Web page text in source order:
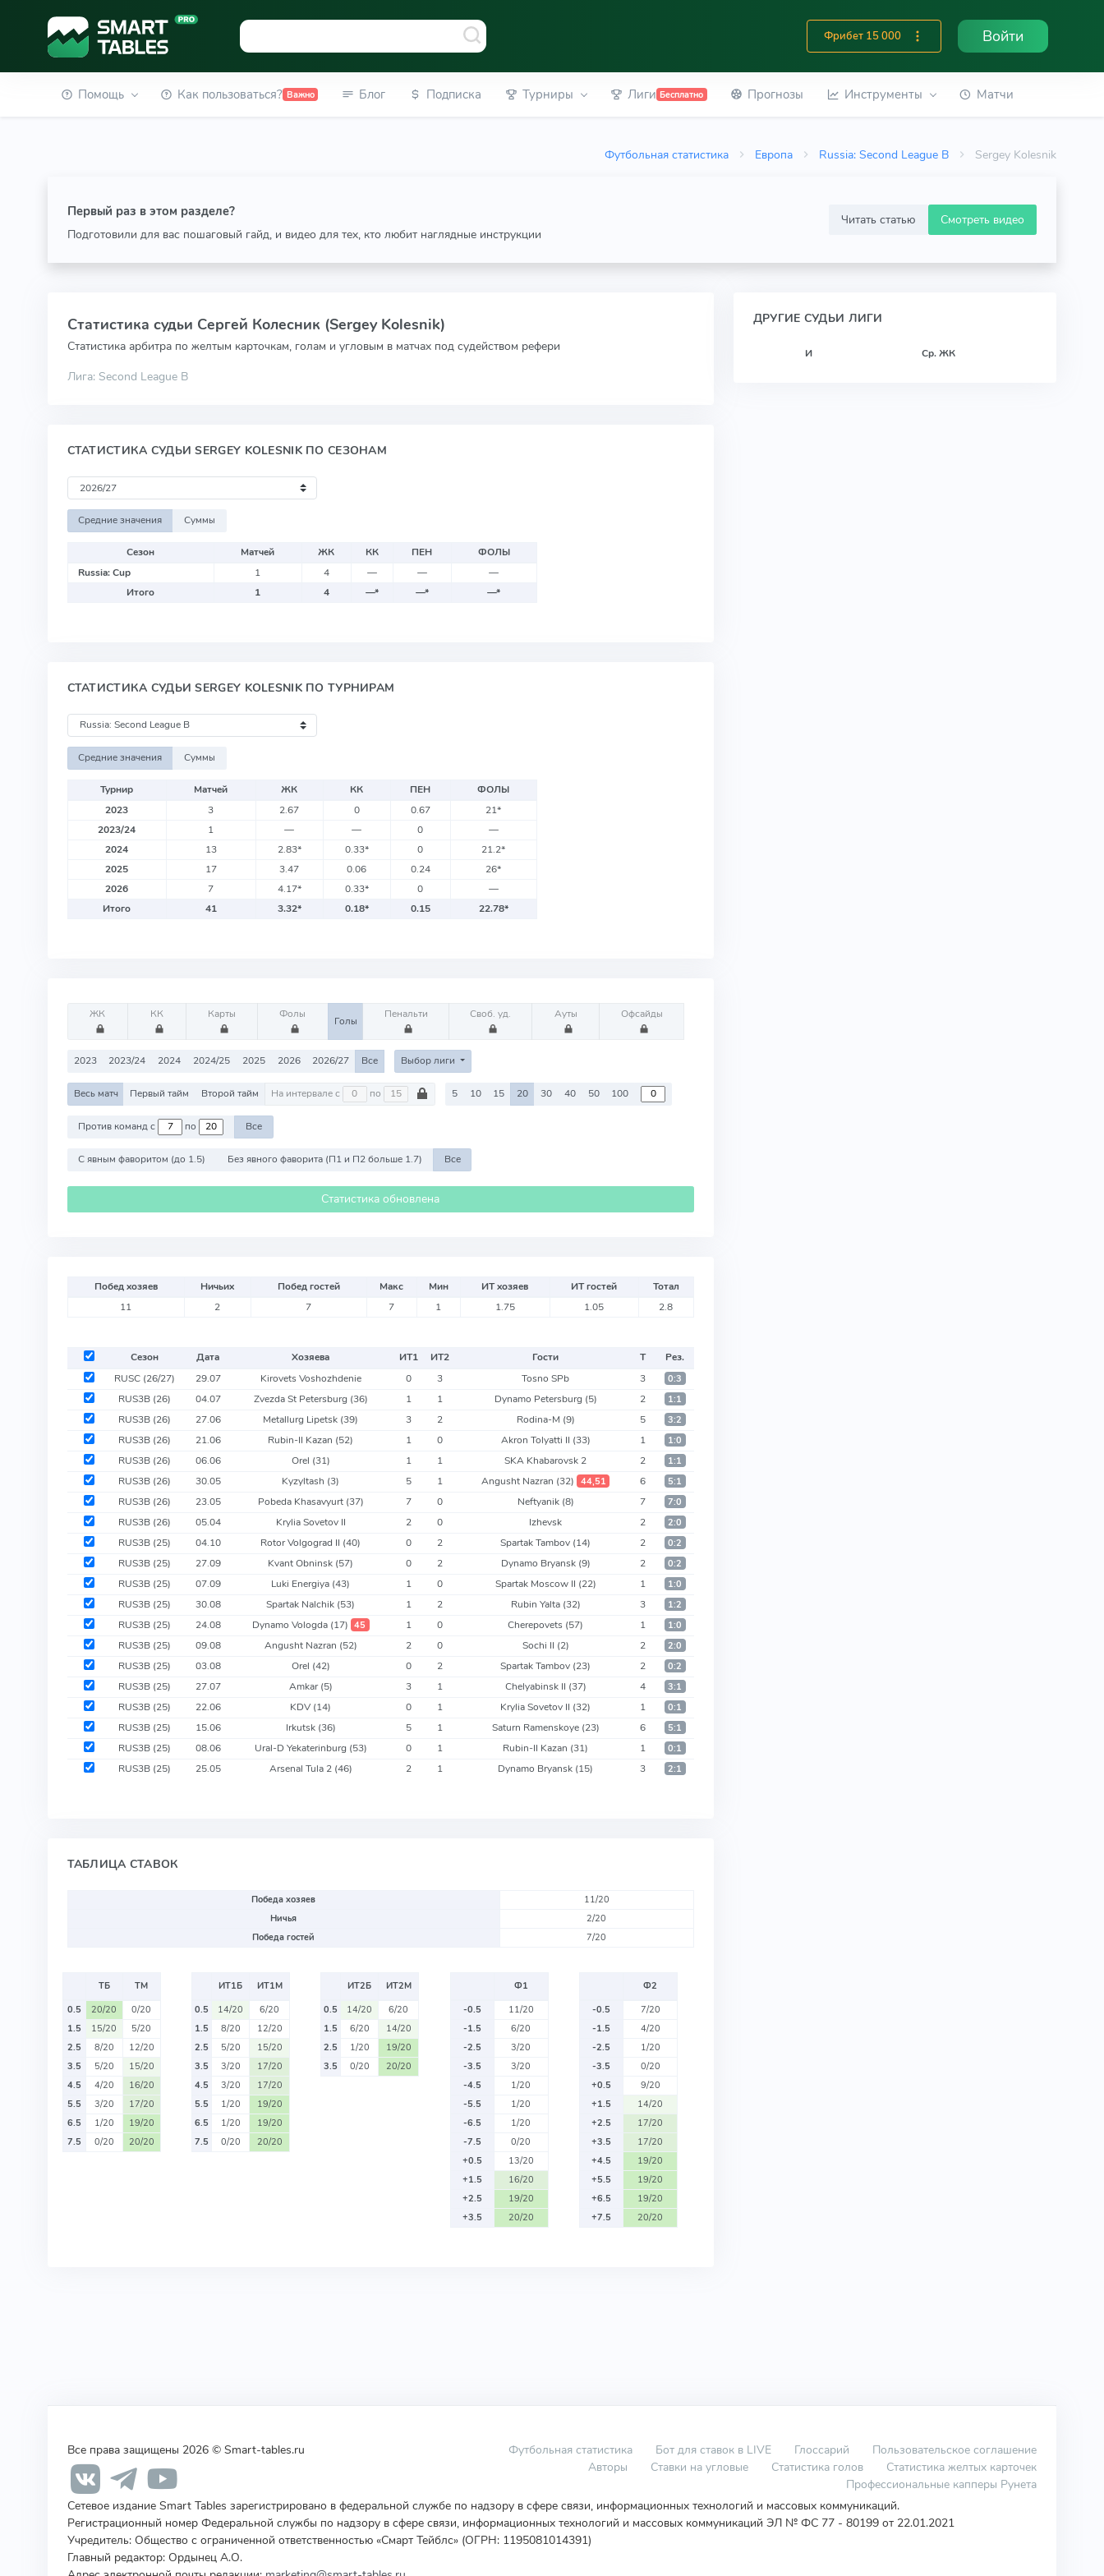
Фрибет 15 000 Войти
Помощь Как пользоваться? Важно Блог Подписка Турниры Лиги Бесплатно Прогнозы Инструменты Матчи
Футбольная статистика Европа Russia: Second League B Sergey Kolesnik
Первый раз в этом разделе?
Подготовили для вас пошаговый гайд, и видео для тех, кто любит наглядные инструкции
Читать статью Смотреть видео
Статистика судьи Сергей Колесник (Sergey Kolesnik)
Статистика арбитра по желтым карточкам, голам и угловым в матчах под судейством рефери
Лига: Second League B
СТАТИСТИКА СУДЬИ SERGEY KOLESNIK ПО СЕЗОНАМ
Средние значения Суммы
Сезон Матчей ЖК КК ПЕН
ФОЛЫ
Russia: Cup
1 4 — —
—
Итого
1 4 —* —* —*
СТАТИСТИКА СУДЬИ SERGEY KOLESNIK ПО ТУРНИРАМ
Средние значения Суммы
Турнир Матчей ЖК КК ПЕН
ФОЛЫ
2023
3 2.67 0 0.67 21*
2023/24
1 — — 0
—
2024
13 2.83* 0.33* 0 21.2*
2025
17 3.47 0.06 0.24 26*
2026
7 4.17* 0.33* 0
—
Итого
41 3.32* 0.18* 0.15 22.78*
ЖК КК Карты Фолы
Голы
Пенальти Своб. уд. Ауты Офсайды
2023 2023/24 2024 2024/25 2025 2026 2026/27 Все Выбор лиги
Весь матч Первый тайм Второй тайм На интервале с по 5 10 15 20 30 40 50 100
Против команд с по Все
С явным фаворитом (до 1.5) Без явного фаворита (П1 и П2 больше 1.7) Все
Статистика обновлена
Побед хозяев Ничьих Побед гостей Макс Мин ИТ хозяев ИТ гостей
Тотал
11
2 7 7 1 1.75 1.05 2.8
Сезон Дата Хозяева ИТ1 ИТ2 Гости Т
Рез.
RUSC (26/27)
29.07 Kirovets Voshozhdenie 0 3 Tosno SPb 3 0:3
RUS3B (26) 04.07 Zvezda St Petersburg (36) 1 1 Dynamo Petersburg (5) 2 1:1
RUS3B (26) 27.06 Metallurg Lipetsk (39) 3 2 Rodina-M (9) 5 3:2
RUS3B (26) 21.06 Rubin-II Kazan (52) 1 0 Akron Tolyatti II (33) 1 1:0
RUS3B (26) 06.06 Orel (31) 1 1 SKA Khabarovsk 2 2 1:1
RUS3B (26) 30.05 Kyzyltash (3) 5 1 Angusht Nazran (32) 44,51 6 5:1
RUS3B (26) 23.05 Pobeda Khasavyurt (37) 7 0 Neftyanik (8) 7 7:0
RUS3B (26) 05.04 Krylia Sovetov II 2 0 Izhevsk 2 2:0
RUS3B (25) 04.10 Rotor Volgograd II (40) 0 2 Spartak Tambov (14) 2 0:2
RUS3B (25) 27.09 Kvant Obninsk (57) 0 2 Dynamo Bryansk (9) 2 0:2
RUS3B (25) 07.09 Luki Energiya (43) 1 0 Spartak Moscow II (22) 1 1:0
RUS3B (25) 30.08 Spartak Nalchik (53) 1 2 Rubin Yalta (32) 3 1:2
RUS3B (25) 24.08 Dynamo Vologda (17) 45 1 0 Cherepovets (57) 1 1:0
RUS3B (25) 09.08 Angusht Nazran (52) 2 0 Sochi II (2) 2 2:0
RUS3B (25) 03.08 Orel (42) 0 2 Spartak Tambov (23) 2 0:2
RUS3B (25) 27.07 Amkar(5) 3 1 Chelyabinsk II (37) 4 3:1
RUS3B (25) 22.06 KDV (14) 0 1 Krylia Sovetov II (32) 1 0:1
RUS3B (25) 15.06 Irkutsk (36) 5 1 Saturn Ramenskoye (23) 6 5:1
RUS3B (25) 08.06 Ural-D Yekaterinburg (53) 0 1 Rubin-II Kazan (31) 1 0:1
RUS3B (25) 25.05 Arsenal Tula 2 (46) 2 1 Dynamo Bryansk (15) 3 2:1
ТАБЛИЦА СТАВОК
Победа хозяев
11/20
Ничья
2/20
Победа гостей
7/20
ТБ
ТМ
0.5
20/20
0/20
1.5
15/20
5/20
2.5
8/20
12/20
3.5
5/20
15/20
4.5
4/20
16/20
5.5
3/20
17/20
6.5
1/20
19/20
7.5
0/20 20/20
ИТ1Б
ИТ1М
0.5
14/20
6/20
1.5
8/20
12/20
2.5
5/20
15/20
3.5
3/20
17/20
4.5
3/20
17/20
5.5
1/20
19/20
6.5
1/20
19/20
7.5
0/20 20/20
ИТ2Б
ИТ2М
0.5
14/20
6/20
1.5
6/20
14/20
2.5
1/20
19/20
3.5
0/20 20/20
Ф1
-0.5
11/20
-1.5
6/20
-2.5
3/20
-3.5
3/20
-4.5
1/20
-5.5
1/20
-6.5
1/20
-7.5
0/20
+0.5
13/20
+1.5
16/20
+2.5
19/20
+3.5
20/20
Ф2
-0.5
7/20
-1.5
4/20
-2.5
1/20
-3.5
0/20
+0.5
9/20
+1.5
14/20
+2.5
17/20
+3.5
17/20
+4.5
19/20
+5.5
19/20
+6.5
19/20
+7.5
20/20
ДРУГИЕ СУДЬИ ЛИГИ
И Ср. ЖК
Все права защищены 2026 © Smart-tables.ru Футбольная статистика Бот для ставок в LIVE Глоссарий
Пользовательское соглашение
Авторы
Ставки на угловые Статистика голов
Статистика желтых карточек
Профессиональные капперы Рунета
Сетевое издание Smart Tables зарегистрировано в федеральной службе по надзору в сфере связи, информационных технологий и массовых коммуникаций.
Регистрационный номер Федеральной службы по надзору в сфере связи, информационных технологий и массовых коммуникаций ЭЛ № ФС 77 - 80199 от 22.01.2021
Учредитель: Общество с ограниченной ответственностью «Смарт Тейблс» (ОГРН: 1195081014391)
Главный редактор: Ордынец А.О.